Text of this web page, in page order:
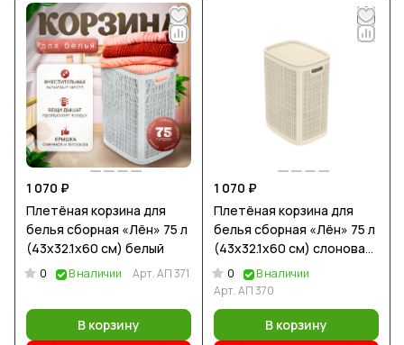
1 070 ₽
Плетёная корзина для
белья сборная «Лён» 75 л
(43х32.1х60 см) белый
0 В наличии Арт.АП 371
В корзину
1 070 ₽
Плетёная корзина для
белья сборная «Лён» 75 л
(43х32.1х60 см) слоновая
кость
0
В наличии
Арт.АП 370
В корзину